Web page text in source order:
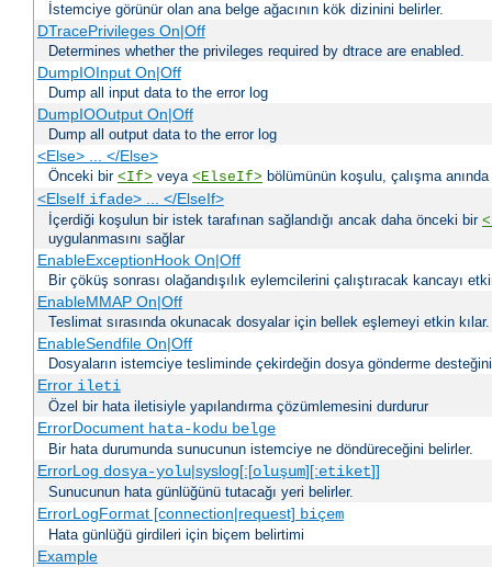
İstemciye görünür olan ana belge ağacının kök dizinini belirler.
DTracePrivileges On|Off
Determines whether the privileges required by dtrace are enabled.
DumpIOInput On|Off
Dump all input data to the error log
DumpIOOutput On|Off
Dump all output data to the error log
<Else> ... </Else>
Önceki bir <If> veya <ElseIf> bölümünün koşulu, çalışma
<ElseIf ifade> ... </ElseIf>
İçerdiği koşulun bir istek tarafınan sağlandığı ancak daha önceki bir
uygulanmasını sağlar
EnableExceptionHook On|Off
Bir çöküş sonrası olağandışılık eylemcilerini çalıştıracak kancayı
EnableMMAP On|Off
Teslimat sırasında okunacak dosyalar için bellek eşlemeyi etkin kılar.
EnableSendfile On|Off
Dosyaların istemciye tesliminde çekirdeğin dosya gönderme
Error ileti
Özel bir hata iletisiyle yapılandırma çözümlemesini durdurur
ErrorDocument hata-kodu belge
Bir hata durumunda sunucunun istemciye ne döndüreceğini belirler.
ErrorLog dosya-yolu|syslog[:[oluşum][:etiket]]
Sunucunun hata günlüğünü tutacağı yeri belirler.
ErrorLogFormat [connection|request] biçem
Hata günlüğü girdileri için biçem belirtimi
Example